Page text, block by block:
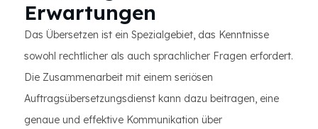
Erwartungen
Das Übersetzen ist ein Spezialgebiet, das Kenntnisse
sowohl rechtlicher als auch sprachlicher Fragen erfordert.
Die Zusammenarbeit mit einem seriösen
Auftragsübersetzungsdienst kann dazu beitragen, eine
genaue und effektive Kommunikation über